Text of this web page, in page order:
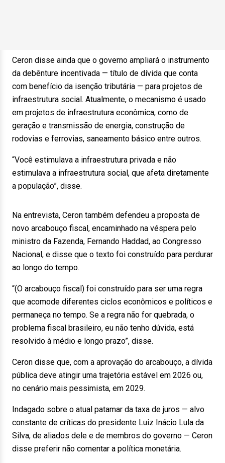
Ceron disse ainda que o governo ampliará o instrumento
da debênture incentivada — título de dívida que conta
com benefício da isenção tributária — para projetos de
infraestrutura social. Atualmente, o mecanismo é usado
em projetos de infraestrutura econômica, como de
geração e transmissão de energia, construção de
rodovias e ferrovias, saneamento básico entre outros.
“Você estimulava a infraestrutura privada e não
estimulava a infraestrutura social, que afeta diretamente
a população”, disse.
Na entrevista, Ceron também defendeu a proposta de
novo arcabouço fiscal, encaminhado na véspera pelo
ministro da Fazenda, Fernando Haddad, ao Congresso
Nacional, e disse que o texto foi construído para perdurar
ao longo do tempo.
“(O arcabouço fiscal) foi construído para ser uma regra
que acomode diferentes ciclos econômicos e políticos e
permaneça no tempo. Se a regra não for quebrada, o
problema fiscal brasileiro, eu não tenho dúvida, está
resolvido à médio e longo prazo”, disse.
Ceron disse que, com a aprovação do arcabouço, a dívida
pública deve atingir uma trajetória estável em 2026 ou,
no cenário mais pessimista, em 2029.
Indagado sobre o atual patamar da taxa de juros — alvo
constante de críticas do presidente Luiz Inácio Lula da
Silva, de aliados dele e de membros do governo — Ceron
disse preferir não comentar a política monetária.